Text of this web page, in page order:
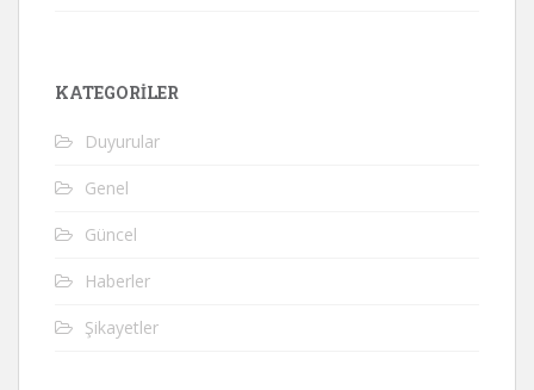
KATEGORILER
Duyurular
Genel
Güncel
Haberler
Şikayetler